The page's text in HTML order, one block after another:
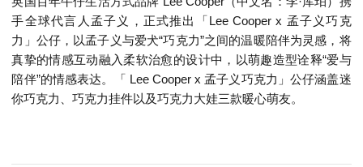
手全球代言人孟子义，正式推出「Lee Cooper x 孟子义巧克
力」公仔，以孟子义与爱犬“巧克力”之间的温暖陪伴为灵感，将
真挚的情感互动融入柔软治愈的设计中，以萌趣造型诠释“爱与
陪伴”的情感表达。「 Lee Cooper x 孟子义巧克力」公仔涵盖迷
你巧克力、巧克力挂件以及巧克力大娃三款暖心萌友。